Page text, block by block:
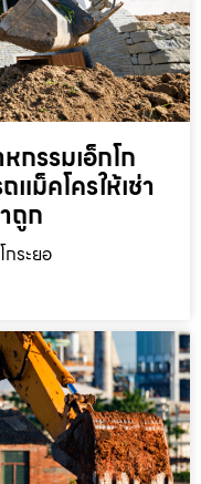
กรรมเอ็กโก
แม็คโครให้เช่า
ถูก
กระยอ